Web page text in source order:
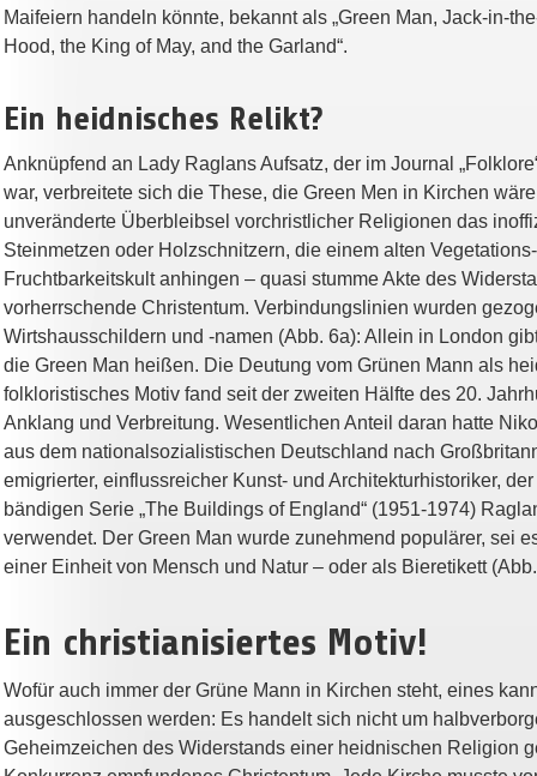
Maifeiern handeln könnte, bekannt als „Green Man, Jack-in-
Hood, the King of May, and the Garland“.
Ein heidnisches Relikt?
Anknüpfend an Lady Raglans Aufsatz, der im Journal
war, verbreitete sich die These, die Green Men in Kirchen
unveränderte Überbleibsel vorchristlicher Religionen das
Steinmetzen oder Holzschnitzern, die einem alten
Fruchtbarkeitskult anhingen – quasi stumme Akte des
vorherrschende Christentum. Verbindungslinien wurden
Wirtshausschildern und -namen (Abb. 6a): Allein in London
die Green Man heißen. Die Deutung vom Grünen Mann als
folkloristisches Motiv fand seit der zweiten Hälfte des 20.
Anklang und Verbreitung. Wesentlichen Anteil daran hatte
aus dem nationalsozialistischen Deutschland nach
emigrierter, einflussreicher Kunst- und Architekturhistoriker,
bändigen Serie „The Buildings of England“ (1951-1974)
verwendet. Der Green Man wurde zunehmend populärer, sei
einer Einheit von Mensch und Natur – oder als Bieretikett
Ein christianisiertes Motiv!
Wofür auch immer der Grüne Mann in Kirchen steht, eines
ausgeschlossen werden: Es handelt sich nicht um
Geheimzeichen des Widerstands einer heidnischen Religion